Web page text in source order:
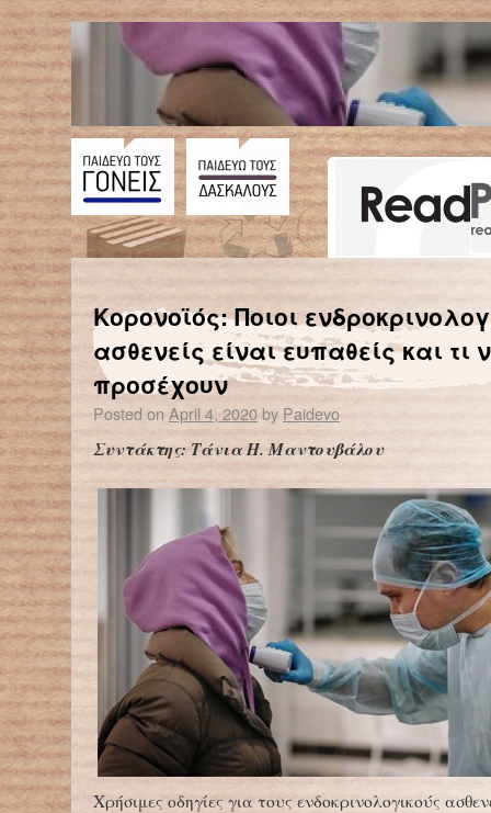
Η γη τρέμει λιγότερο λόγω κορονοϊού και των μέτρων περιορισμού
Κορονοϊός: Ποιοι
ασθενείς είναι ευπαθείς και τι
προσέχουν
Posted on April 4, 2020by Paidevo
Συντάκτης: Τάνια Η. Μαντουβάλου
Χρήσιμες οδηγίες για τους ενδοκρινολογικούς